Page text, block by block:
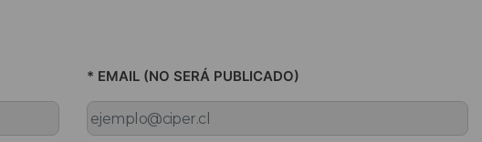
* EMAIL (NO SERÁ PUBLICADO)